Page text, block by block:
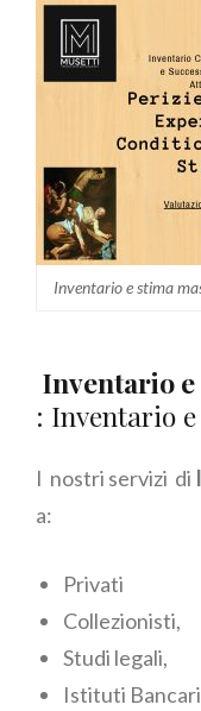
Inventario e stima
Inventario e
: Inventario
I nostri servizi di
a:
Privati
Collezionisti,
Studi legali,
Istituti Bancari